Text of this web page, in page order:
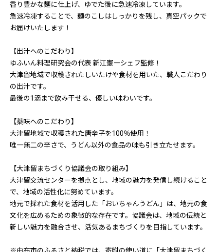
香り豊かな麺に仕上げ、ゆでた後に急速冷凍しています。
急速冷凍することで、麺のこしはしっかりを残し、真空パックで
お届けいたします！
【出汁へのこだわり】
ゆふいん料理研究会の代表 新江憲一シェフ監修！
大津留地域で収穫されたしいたけや食材を用いた、職人こだわり
の出汁です。
最後の1滴まで飲み干せる、優しい味わいです。
【薬味へのこだわり】
大津留地域で収穫された唐辛子を100％使用！
唯一無二の辛さで、うどん以外の食品の味も引き立たせます。
【大津留まちづくり協議会の取り組み】
大津留交流センターを拠点とし、地域の魅力を発信し続けること
で、地域の活性化に努めています。
地元で採れた食材を活用した「おいちゃんうどん」は、地元の食
文化を広めるための象徴的な存在です。協議会は、地域の伝統と
新しい魅力を融合させ、活気あるまちづくりを目指しています。